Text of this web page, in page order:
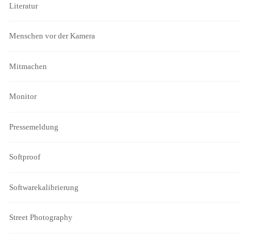
Literatur
Menschen vor der Kamera
Mitmachen
Monitor
Pressemeldung
Softproof
Softwarekalibrierung
Street Photography